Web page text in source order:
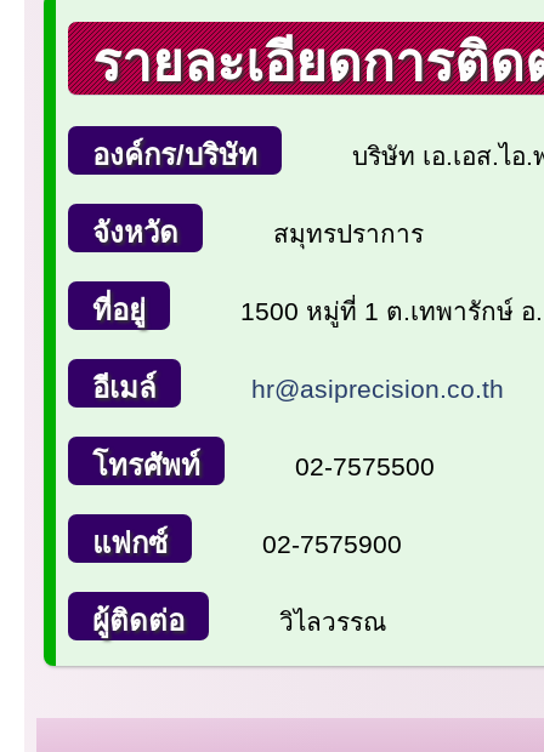
รายละเอียดการติด
องค์กร/บริษัท บริษัท เอ.เอส.ไ
จังหวัด สมุทรปราการ
ที่อยู่ 1500 หมู่ที่ 1 ต.เทพารักษ์ อ
อีเมล์ hr@asiprecision.co.th
โทรศัพท์ 02-7575500
แฟกซ์ 02-7575900
ผู้ติดต่อ วิไลวรรณ